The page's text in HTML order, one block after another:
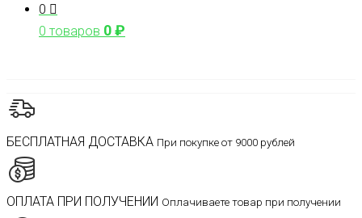
0
0 товаров 0₽
БЕСПЛАТНАЯ ДОСТАВКА При покупке от 9000 рублей
ОПЛАТА ПРИ ПОЛУЧЕНИИ Оплачиваете товар при получении